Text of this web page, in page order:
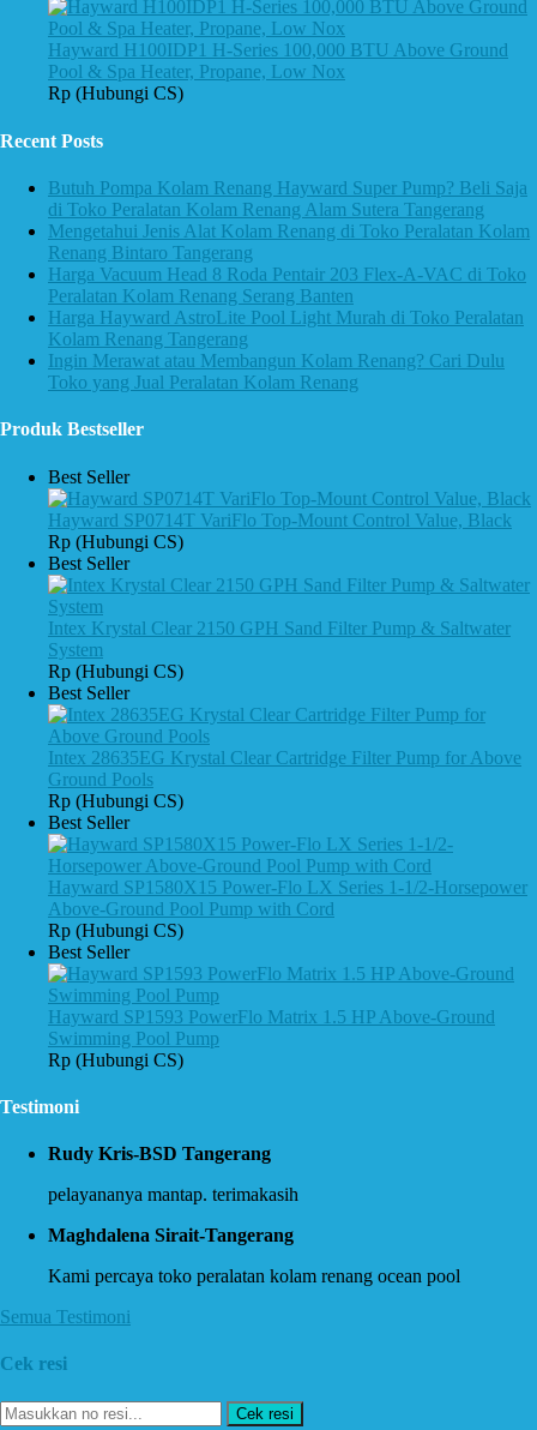
Hayward H100IDP1 H-Series 100,000 BTU Above Ground
Pool & Spa Heater, Propane, Low Nox
Rp (Hubungi CS)
Recent Posts
Butuh Pompa Kolam Renang Hayward Super Pump? Beli Saja
di Toko Peralatan Kolam Renang Alam Sutera Tangerang
Mengetahui Jenis Alat Kolam Renang di Toko Peralatan Kolam
Renang Bintaro Tangerang
Harga Vacuum Head 8 Roda Pentair 203 Flex-A-VAC di Toko
Peralatan Kolam Renang Serang Banten
Harga Hayward AstroLite Pool Light Murah di Toko Peralatan
Kolam Renang Tangerang
Ingin Merawat atau Membangun Kolam Renang? Cari Dulu
Toko yang Jual Peralatan Kolam Renang
Produk Bestseller
Best Seller
Hayward SP0714T VariFlo Top-Mount Control Value, Black
Rp (Hubungi CS)
Best Seller
Intex Krystal Clear 2150 GPH Sand Filter Pump & Saltwater
System
Rp (Hubungi CS)
Best Seller
Intex 28635EG Krystal Clear Cartridge Filter Pump for Above
Ground Pools
Rp (Hubungi CS)
Best Seller
Hayward SP1580X15 Power-Flo LX Series 1-1/2-Horsepower
Above-Ground Pool Pump with Cord
Rp (Hubungi CS)
Best Seller
Hayward SP1593 PowerFlo Matrix 1.5 HP Above-Ground
Swimming Pool Pump
Rp (Hubungi CS)
Testimoni
Rudy Kris-BSD Tangerang
pelayananya mantap. terimakasih
Maghdalena Sirait-Tangerang
Kami percaya toko peralatan kolam renang ocean pool
Semua Testimoni
Cek resi
Cek resi